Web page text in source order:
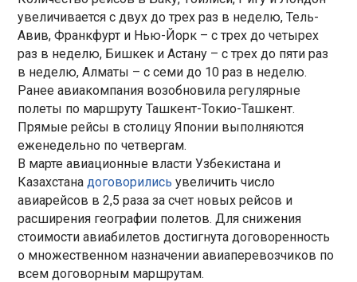
увеличивается с двух до трех раз в неделю, Тель-
Авив, Франкфурт и Нью-Йорк – с трех до четырех
раз в неделю, Бишкек и Астану – с трех до пяти раз
в неделю, Алматы – с семи до 10 раз в неделю.
Ранее авиакомпания возобновила регулярные
полеты по маршруту Ташкент-Токио-Ташкент.
Прямые рейсы в столицу Японии выполняются
еженедельно по четвергам.
В марте авиационные власти Узбекистана и
Казахстанадоговорились увеличить число
авиарейсов в 2,5 раза за счет новых рейсов и
расширения географии полетов. Для снижения
стоимости авиабилетов достигнута договоренность
о множественном назначении авиаперевозчиков по
всем договорным маршрутам.